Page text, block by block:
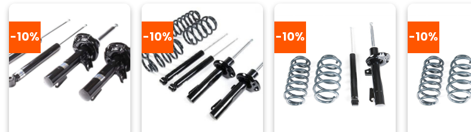
-10% -10% -10% -10%